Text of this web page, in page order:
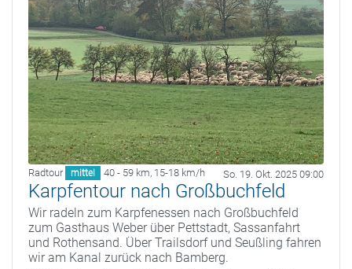
Radtour mittel 40 - 59 km, 15-18 km/h So. 19. Okt. 2025 09:00
Karpfentour nach Großbuchfeld
Wir radeln zum Karpfenessen nach Großbuchfeld
zum Gasthaus Weber über Pettstadt, Sassanfahrt
und Rothensand. Über Trailsdorf und Seußling fahren
wir am Kanal zurück nach Bamberg.